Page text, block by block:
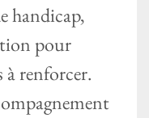
handicap,
pour
à renforcer.